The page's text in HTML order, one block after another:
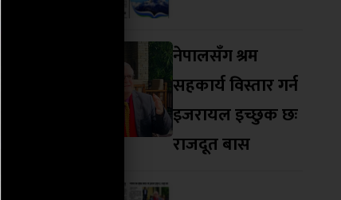
नेपालसँग श्रम
सहकार्य विस्तार गर्न
इजरायल इच्छुक छः
राजदूत बास